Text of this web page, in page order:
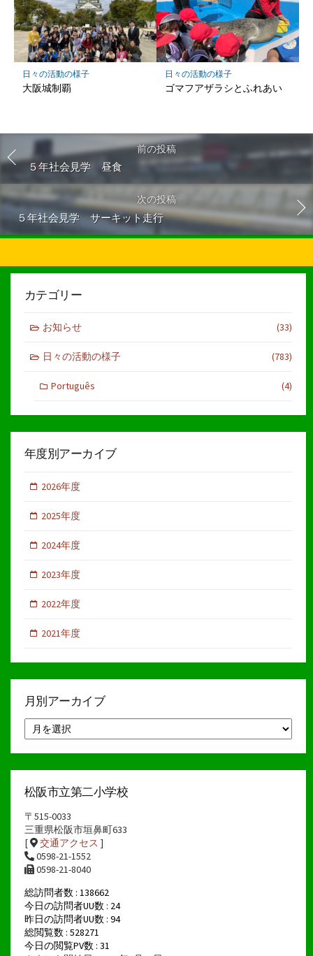
日々の活動の様子
大阪城制覇
日々の活動の様子
ゴマフアザラシとふれあい
前の投稿
５年社会見学 昼食
次の投稿
５年社会見学 サーキット走行
カテゴリー
お知らせ (33)
日々の活動の様子 (783)
Português (4)
年度別アーカイブ
2026年度
2025年度
2024年度
2023年度
2022年度
2021年度
月別アーカイブ
別
ア
イ
松阪市立第二小学校
〒515-0033
三重県松阪市垣鼻町633
[
交通アクセス ]
0598-21-1552
0598-21-8040
総訪問者数 : 138662
今日の訪問者UU数 : 24
昨日の訪問者UU数 : 94
総閲覧数 : 528271
今日の閲覧PV数 : 31